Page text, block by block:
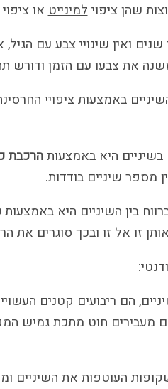
שהן ציפוילמינייטאו
ואין שינויי צבע עם
את צבעו עם הזמן ודורש
באמצעות ציפויי
היא באמצעותהרכבת
מספר שיניים בודדות.
בין השיניים היא באמצעות
זו אל זו ובכך סוגרים את
הם ריבועים קטנים
מעבירים חוט מתכת גמיש
העוטפות את השיניים